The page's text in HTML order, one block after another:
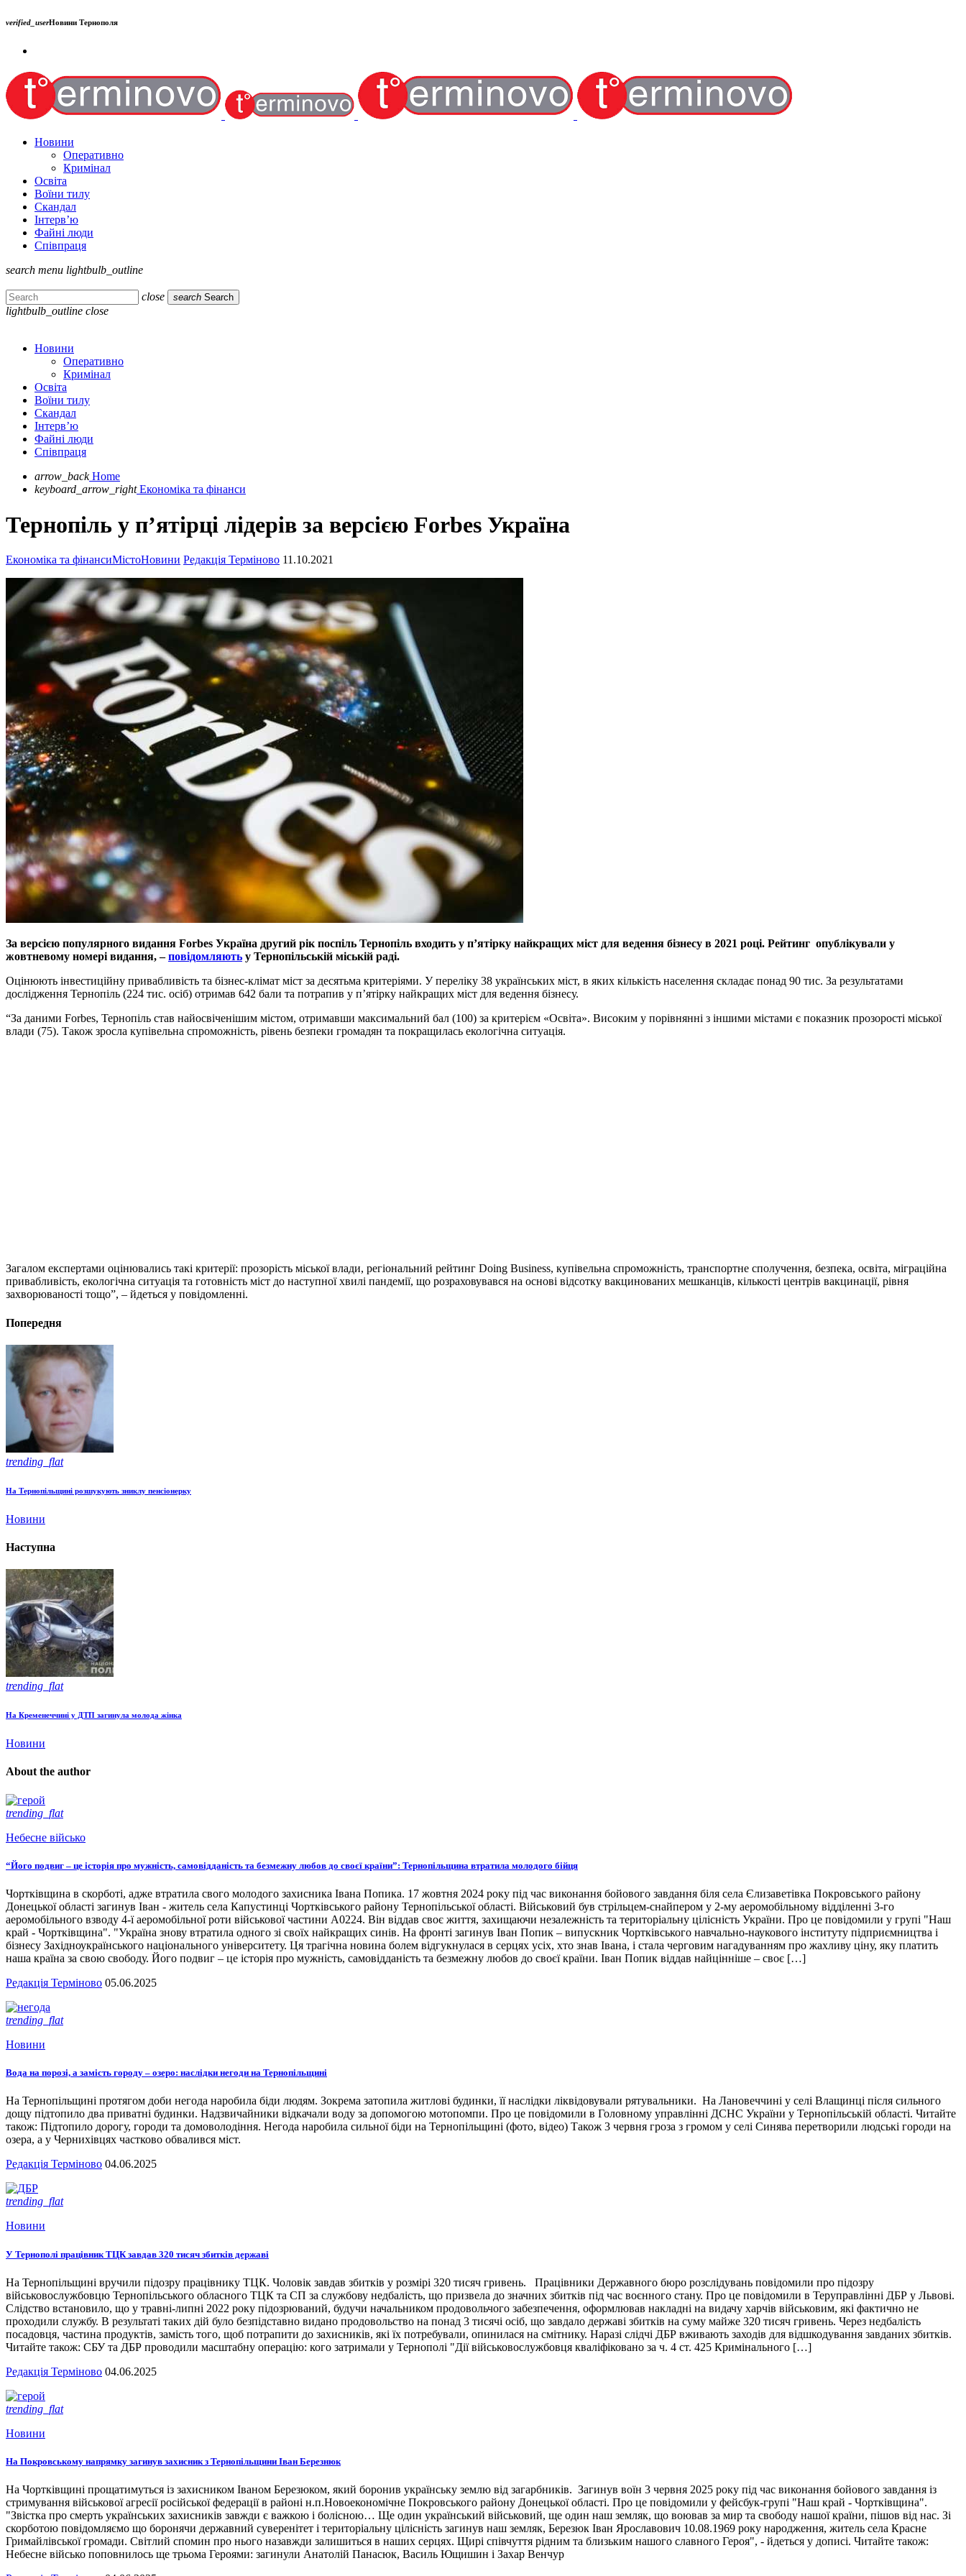
verified_userНовини Тернополя
Новини
Оперативно
Кримінал
Освіта
Воїни тилу
Скандал
Інтерв’ю
Файні люди
Співпраця
search menu lightbulb_outline
close search Search
lightbulb_outline close
Новини
Оперативно
Кримінал
Освіта
Воїни тилу
Скандал
Інтерв’ю
Файні люди
Співпраця
arrow_back Home
keyboard_arrow_right Економіка та фінанси
Тернопіль у п’ятірці лідерів за версією Forbes Україна
Економіка та фінансиМістоНовини Редакція Терміново 11.10.2021
За версією популярного видання Forbes Україна другий рік поспіль Тернопіль входить у п’ятірку найкращих міст для ведення бізнесу в 2021 році. Рейтинг опублікували у
жовтневому номері видання, –повідомляють у Тернопільській міській раді.
Оцінюють інвестиційну привабливість та бізнес-клімат міст за десятьма критеріями. У переліку 38 українських міст, в яких кількість населення складає понад 90 тис. За результатами
дослідження Тернопіль (224 тис. осіб) отримав 642 бали та потрапив у п’ятірку найкращих міст для ведення бізнесу.
“За даними Forbes, Тернопіль став найосвіченішим містом, отримавши максимальний бал (100) за критерієм «Освіта». Високим у порівнянні з іншими містами є показник прозорості міської
влади (75). Також зросла купівельна спроможність, рівень безпеки громадян та покращилась екологічна ситуація.
Загалом експертами оцінювались такі критерії: прозорість міської влади, регіональний рейтинг Doing Business, купівельна спроможність, транспортне сполучення, безпека, освіта, міграційна
привабливість, екологічна ситуація та готовність міст до наступної хвилі пандемії, що розраховувався на основі відсотку вакцинованих мешканців, кількості центрів вакцинації, рівня
захворюваності тощо”, – йдеться у повідомленні.
Попередня
trending_flat
На Тернопільщині розшукують зниклу пенсіонерку
Новини
Наступна
trending_flat
На Кременеччині у ДТП загинула молода жінка
Новини
About the author
trending_flat
Небесне військо
“Його подвиг – це історія про мужність, самовідданість та безмежну любов до своєї країни”: Тернопільщина втратила молодого бійця
Чортківщина в скорботі, адже втратила свого молодого захисника Івана Попика. 17 жовтня 2024 року під час виконання бойового завдання біля села Єлизаветівка Покровського району
Донецької області загинув Іван - житель села Капустинці Чортківського району Тернопільської області. Військовий був стрільцем-снайпером у 2-му аеромобільному відділенні 3-го
аеромобільного взводу 4-ї аеромобільної роти військової частини А0224. Він віддав своє життя, захищаючи незалежність та територіальну цілісність України. Про це повідомили у групі "Наш
край - Чортківщина". "Україна знову втратила одного зі своїх найкращих синів. На фронті загинув Іван Попик – випускник Чортківського навчально-наукового інституту підприємництва і
бізнесу Західноукраїнського національного університету. Ця трагічна новина болем відгукнулася в серцях усіх, хто знав Івана, і стала черговим нагадуванням про жахливу ціну, яку платить
наша країна за свою свободу. Його подвиг – це історія про мужність, самовідданість та безмежну любов до своєї країни. Іван Попик віддав найцінніше – своє […]
Редакція Терміново 05.06.2025
trending_flat
Новини
Вода на порозі, а замість городу – озеро: наслідки негоди на Тернопільщині
На Тернопільщині протягом доби негода наробила біди людям. Зокрема затопила житлові будинки, її наслідки ліквідовували рятувальники. На Лановеччині у селі Влащинці після сильного
дощу підтопило два приватні будинки. Надзвичайники відкачали воду за допомогою мотопомпи. Про це повідомили в Головному управлінні ДСНС України у Тернопільській області. Читайте
також: Підтопило дорогу, городи та домоволодіння. Негода наробила сильної біди на Тернопільщині (фото, відео) Також 3 червня гроза з громом у селі Синява перетворили людські городи на
озера, а у Чернихівцях частково обвалився міст.
Редакція Терміново 04.06.2025
trending_flat
Новини
У Тернополі працівник ТЦК завдав 320 тисяч збитків державі
На Тернопільщині вручили підозру працівнику ТЦК. Чоловік завдав збитків у розмірі 320 тисяч гривень. Працівники Державного бюро розслідувань повідомили про підозру
військовослужбовцю Тернопільського обласного ТЦК та СП за службову недбалість, що призвела до значних збитків під час воєнного стану. Про це повідомили в Теруправлінні ДБР у Львові.
Слідство встановило, що у травні-липні 2022 року підозрюваний, будучи начальником продовольчого забезпечення, оформлював накладні на видачу харчів військовим, які фактично не
проходили службу. В результаті таких дій було безпідставно видано продовольство на понад 3 тисячі осіб, що завдало державі збитків на суму майже 320 тисяч гривень. Через недбалість
посадовця, частина продуктів, замість того, щоб потрапити до захисників, які їх потребували, опинилася на смітнику. Наразі слідчі ДБР вживають заходів для відшкодування завданих збитків.
Читайте також: СБУ та ДБР проводили масштабну операцію: кого затримали у Тернополі "Дії військовослужбовця кваліфіковано за ч. 4 ст. 425 Кримінального […]
Редакція Терміново 04.06.2025
trending_flat
Новини
На Покровському напрямку загинув захисник з Тернопільщини Іван Березнюк
На Чортківщині прощатимуться із захисником Іваном Березюком, який боронив українську землю від загарбників. Загинув воїн 3 червня 2025 року під час виконання бойового завдання із
стримування військової агресії російської федерації в районі н.п.Новоекономічне Покровського району Донецької області. Про це повідомили у фейсбук-групі "Наш край - Чортківщина".
"Звістка про смерть українських захисників завжди є важкою і болісною… Ще один український військовий, ще один наш земляк, що воював за мир та свободу нашої країни, пішов від нас. Зі
скорботою повідомляємо що боронячи державний суверенітет і територіальну цілісність загинув наш земляк, Березюк Іван Ярославович 10.08.1969 року народження, житель села Красне
Гримайлівської громади. Світлий спомин про нього назавжди залишиться в наших серцях. Щирі співчуття рідним та близьким нашого славного Героя", - йдеться у дописі. Читайте також:
Небесне військо поповнилось ще трьома Героями: загинули Анатолій Панасюк, Василь Ющишин і Захар Венчур